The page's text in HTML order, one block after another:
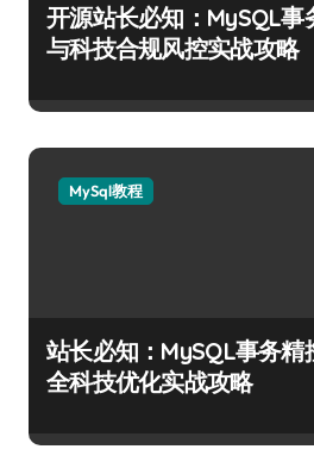
开源站长必知：MySQL事
与科技合规风控实战攻略
MySql教程
站长必知：MySQL事务精
全科技优化实战攻略